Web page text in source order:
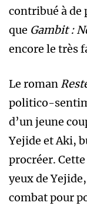
contribué à de
que Gambit :
encore le très
Le roman
politico-
d’un jeune
Yejide et Aki,
procréer.
yeux de
combat pour